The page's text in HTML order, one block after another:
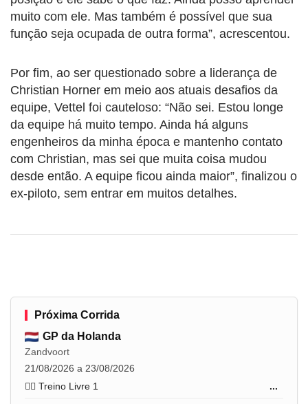
muito com ele. Mas também é possível que sua
função seja ocupada de outra forma”, acrescentou.
Por fim, ao ser questionado sobre a liderança de
Christian Horner em meio aos atuais desafios da
equipe, Vettel foi cauteloso: “Não sei. Estou longe
da equipe há muito tempo. Ainda há alguns
engenheiros da minha época e mantenho contato
com Christian, mas sei que muita coisa mudou
desde então. A equipe ficou ainda maior”, finalizou o
ex-piloto, sem entrar em muitos detalhes.
Próxima Corrida
GP da Holanda
Zandvoort
21/08/2026 a 23/08/2026
🏋️‍♂️ Treino Livre 1
...